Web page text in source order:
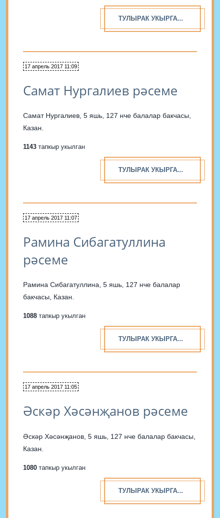
ТУЛЫРАК УКЫРГА...
17 апрель 2017 11:09
Самат Нургалиев рәсеме
Самат Нургалиев, 5 яшь, 127 нче балалар бакчасы,
Казан.
1143 тапкыр укылган
ТУЛЫРАК УКЫРГА...
17 апрель 2017 11:07
Рамина Сибагатуллина
рәсеме
Рамина Сибагатуллина, 5 яшь, 127 нче балалар
бакчасы, Казан.
1088 тапкыр укылган
ТУЛЫРАК УКЫРГА...
17 апрель 2017 11:05
Әскәр Хәсәнҗанов рәсеме
Әскәр Хәсәнҗанов, 5 яшь, 127 нче балалар бакчасы,
Казан.
1080 тапкыр укылган
ТУЛЫРАК УКЫРГА...